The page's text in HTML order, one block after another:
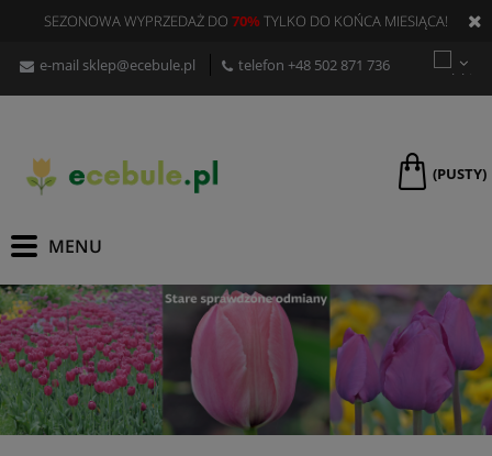
SEZONOWA WYPRZEDAŻ DO 70%TYLKO DO KOŃCA MIESIĄCA!
e-mail sklep@ecebule.pl telefon +48 502 871 736
(PUSTY)